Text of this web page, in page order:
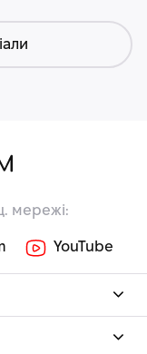
мережі:
YouTube